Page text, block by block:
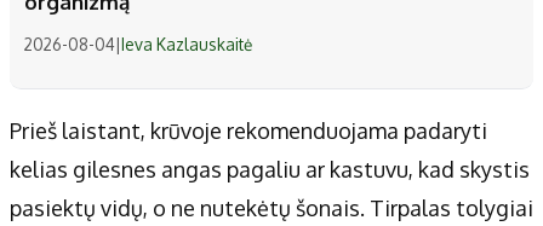
2026-08-04|Ieva Kazlauskaitė
Prieš laistant, krūvoje rekomenduojama padaryti
kelias gilesnes angas pagaliu ar kastuvu, kad skystis
pasiektų vidų, o ne nutekėtų šonais. Tirpalas tolygiai